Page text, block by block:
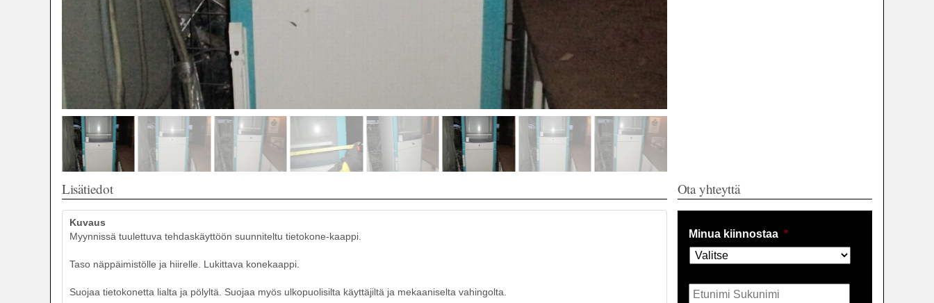
Lisätiedot
Kuvaus
Myynnissä tuulettuva tehdaskäyttöön suunniteltu tietokone-kaappi.
Taso näppäimistölle ja hiirelle. Lukittava konekaappi.
Suojaa tietokonetta lialta ja pölyltä. Suojaa myös ulkopuolisilta käyttäjiltä ja mekaaniselta vahingolta.
Ota yhteyttä
Minua kiinnostaa *
Nimi *